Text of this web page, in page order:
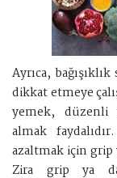
Ayrıca,
dikkat etmeye
yemek, düzenli
almak
azaltmak için grip
Zira grip ya